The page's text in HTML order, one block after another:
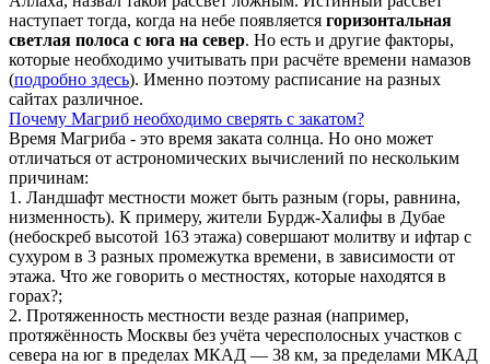
наступает тогда, когда на небе появляется горизонтальная
светлая полоса с юга на север. Но есть и другие факторы,
которые необходимо учитывать при расчёте времени намазов
(подробно здесь). Именно поэтому расписание на разных
сайтах различное.
Почему Магриб необходимо сверять с закатом?
Время Магриба - это время заката солнца. Но оно может
отличаться от астрономических вычислений по нескольким
причинам:
1. Ландшафт местности может быть разным (горы, равнина,
низменность). К примеру, жители Бурдж-Халифы в Дубае
(небоскреб высотой 163 этажа) совершают молитву и ифтар с
сухуром в 3 разных промежутка времени, в зависимости от
этажа. Что же говорить о местностях, которые находятся в
горах?;
2. Протяженность местности везде разная (например,
протяжённость Москвы без учёта чересполосных участков с
севера на юг в пределах МКАД — 38 км, за пределами МКАД